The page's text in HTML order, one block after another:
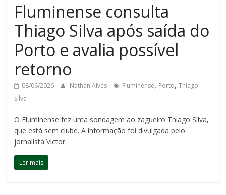
Fluminense consulta
Thiago Silva após saída do
Porto e avalia possível
retorno
08/06/2026 Nathan Alves Fluminense, Porto,Thiago
Silva
O Fluminense fez uma sondagem ao zagueiro Thiago Silva,
que está sem clube. A informação foi divulgada pelo
jornalista Victor
Ler mais